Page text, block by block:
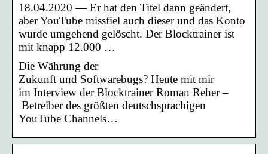
18.04.2020 — Er hat den Titel dann geändert,
aber YouTube missfiel auch dieser und das Konto
wurde umgehend gelöscht. Der Blocktrainer ist
mit knapp 12.000 …
Die Währung der
Zukunft und Softwarebugs? Heute mit mir
im Interview der Blocktrainer Roman Reher –
Betreiber des größten deutschsprachigen
YouTube Channels…